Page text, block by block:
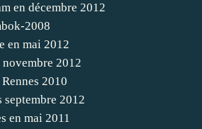
en décembre 2012
2008
en mai 2012
2012
2010
2012
en mai 2011